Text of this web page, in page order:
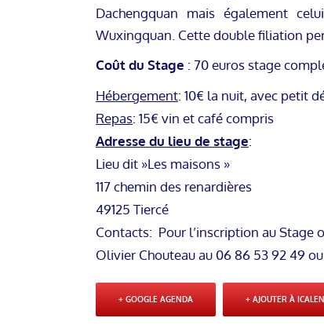
Dachengquan mais également
Wuxingquan. Cette double filiation
Coût du Stage : 70 euros stage
Hébergement: 10€ la nuit, avec petit
Repas: 15€ vin et café compris
Adresse du lieu de stage:
Lieu dit »Les maisons »
117 chemin des renardières
49125 Tiercé
Contacts: Pour l’inscription au Stage
Olivier Chouteau au 06 86 53 92 49
+ GOOGLE AGENDA + AJOUTER À